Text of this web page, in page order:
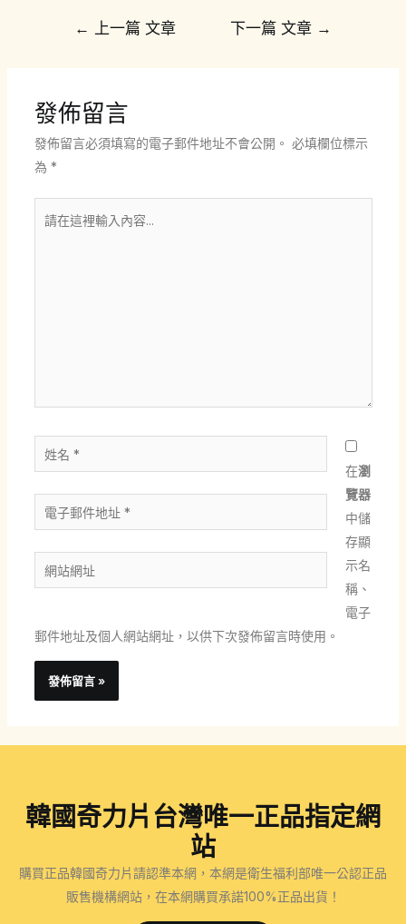
← 上一篇 文章 下一篇 文章 →
發佈留言
發佈留言必須填寫的電子郵件地址不會公開。 必填欄位標示
為 *
名
*
電
子
郵
件
*
站
址
在瀏
覽器
中儲
存顯
示名
稱、
電子
郵件地址及個人網站網址，以供下次發佈留言時使用。
韓國奇力片台灣唯一正品指定網
站
購買正品韓國奇力片請認準本網，本網是衛生福利部唯一公認正品
販售機構網站，在本網購買承諾100%正品出貨！